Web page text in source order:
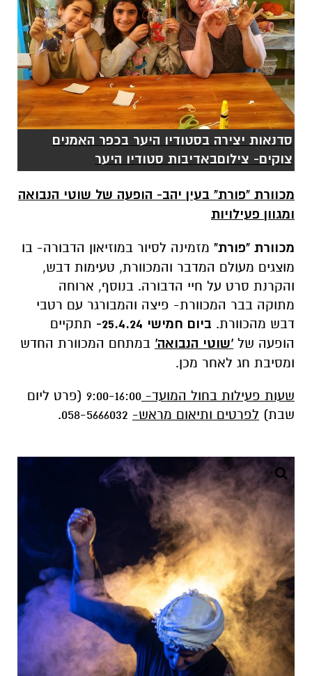
סדנאות יצירה בסטודיו היער בכפר האמנים
צוקים- צילוםבאדיבות סטודיו היער
מכוורת "פורת" בעין יהב- הופעה של שוטי הנבואה
ומגוון פעילויות
מכוורת "פורת" מזמינה לסיור במוזיאון הדבורה- בו
מוצגים מעולם המדבר והמכוורת, טעימות דבש,
והקרנת סרט על חיי הדבורה. בנוסף, ארוחה
מתוקה בבר המכוורת- פיצה והמבורגר עם רטבי
דבש מהכוורת. ביום חמישי 25.4.24-
תתקיים
הופעה של 'שוטי הנבואה' במתחם המכוורת החדש
ומסיבת חג לאחר מכן.
שעות פעילות בחול המועד-
9:00-16:00 (פרט ליום
שבת) לפרטים ותיאום מראש- 058-5666032.